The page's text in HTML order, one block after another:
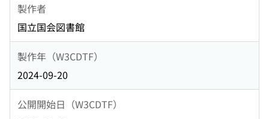
製作者
国立国会図書館
製作年（W3CDTF）
2024-09-20
公開開始日（W3CDTF）